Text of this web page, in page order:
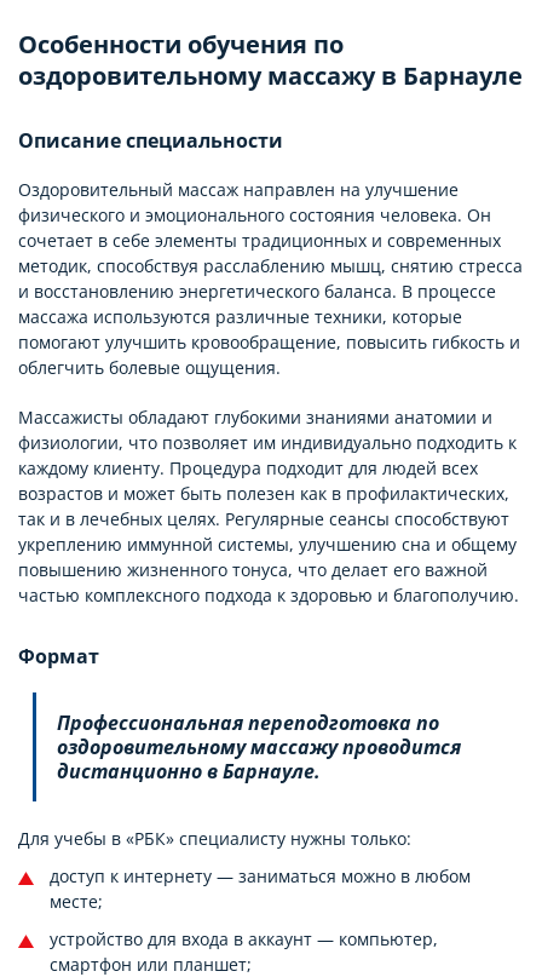
Особенности обучения по
оздоровительному массажу в Барнауле
Описание специальности
Оздоровительный массаж направлен на улучшение
физического и эмоционального состояния человека. Он
сочетает в себе элементы традиционных и современных
методик, способствуя расслаблению мышц, снятию стресса
и восстановлению энергетического баланса. В процессе
массажа используются различные техники, которые
помогают улучшить кровообращение, повысить гибкость и
облегчить болевые ощущения.
Массажисты обладают глубокими знаниями анатомии и
физиологии, что позволяет им индивидуально подходить к
каждому клиенту. Процедура подходит для людей всех
возрастов и может быть полезен как в профилактических,
так и в лечебных целях. Регулярные сеансы способствуют
укреплению иммунной системы, улучшению сна и общему
повышению жизненного тонуса, что делает его важной
частью комплексного подхода к здоровью и благополучию.
Формат
Профессиональная переподготовка по
оздоровительному массажу проводится
дистанционно в Барнауле.
Для учебы в «РБК» специалисту нужны только:
доступ к интернету — заниматься можно в любом
месте;
устройство для входа в аккаунт — компьютер,
смартфон или планшет;